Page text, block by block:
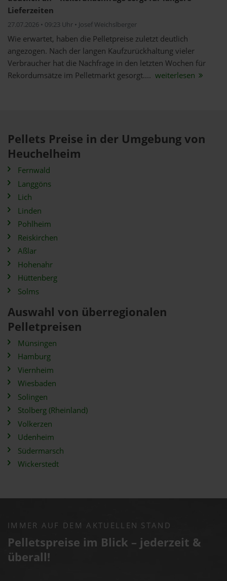
Lieferzeiten
27.07.2026 • 09:23 Uhr • Josef Weichslberger
Wie erwartet, haben die Pelletpreise zuletzt deutlich
angezogen. Nach der langen Kaufzurückhaltung vieler
Verbraucher hat die Nachfrage in den letzten Wochen für
Rekordumsätze im Pelletmarkt gesorgt.... weiterlesen
Pellets Preise in der Umgebung von
Heuchelheim
Fernwald
Langgöns
Lich
Linden
Pohlheim
Reiskirchen
Aßlar
Hohenahr
Hüttenberg
Solms
Auswahl von überregionalen
Pelletpreisen
Münsingen
Hamburg
Viernheim
Wiesbaden
Solingen
Stolberg (Rheinland)
Volkerzen
Udenheim
Südermarsch
Wickerstedt
IMMER AUF DEM AKTUELLEN STAND
Pelletspreise im Blick – jederzeit &
überall!